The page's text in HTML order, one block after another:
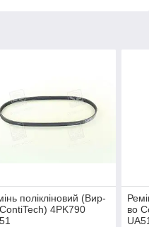
полікліновий (Вир-
4PK790
во